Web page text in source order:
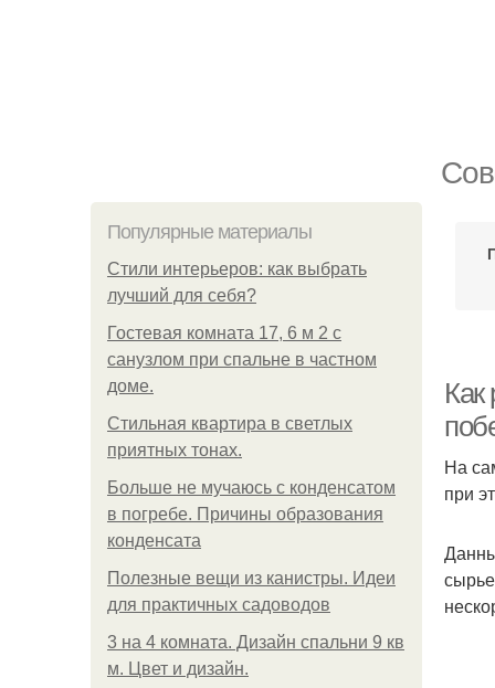
Популярные материалы
Стили интерьеров: как выбрать
лучший для себя?
Гостевая комната 17, 6 м 2 с
санузлом при спальне в частном
доме.
Стильная квартира в светлых
приятных тонах.
Больше не мучаюсь с конденсатом
в погребе. Причины образования
конденсата
Полезные вещи из канистры. Идеи
для практичных садоводов
3 на 4 комната. Дизайн спальни 9 кв
м. Цвет и дизайн.
Как
На
при